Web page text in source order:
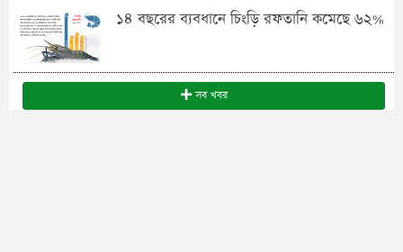
১৪ বছরের ব্যবধানে চিংড়ি রফতানি কমেছে ৬২%
সব খবর